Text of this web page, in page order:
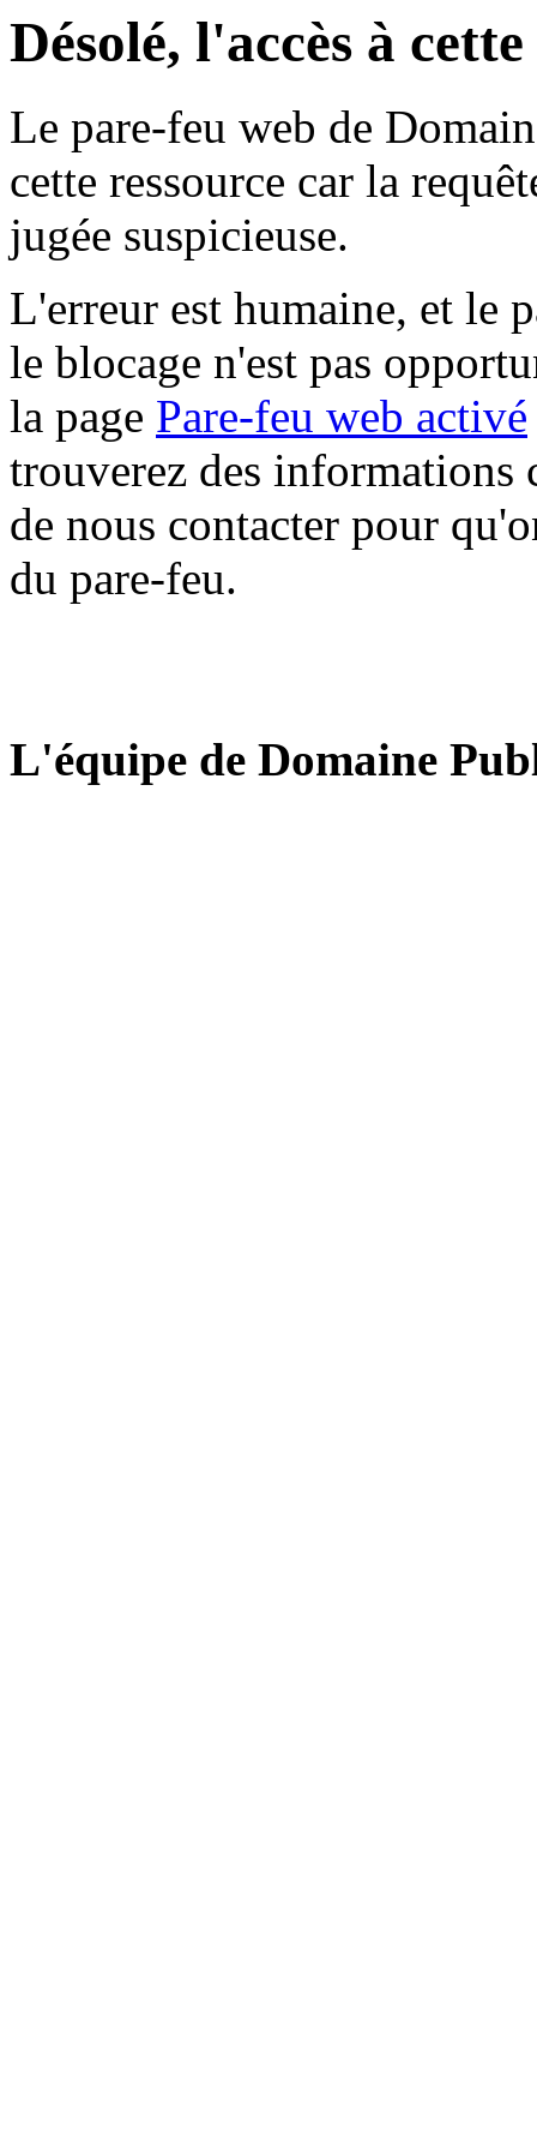
Désolé, l'accès à
Le pare-feu web de
cette ressource car la
jugée suspicieuse.
L'erreur est humaine, et le
le blocage n'est pas
la page Pare-feu web activé
trouverez des informations
de nous contacter pour
du pare-feu.
L'équipe de Domaine